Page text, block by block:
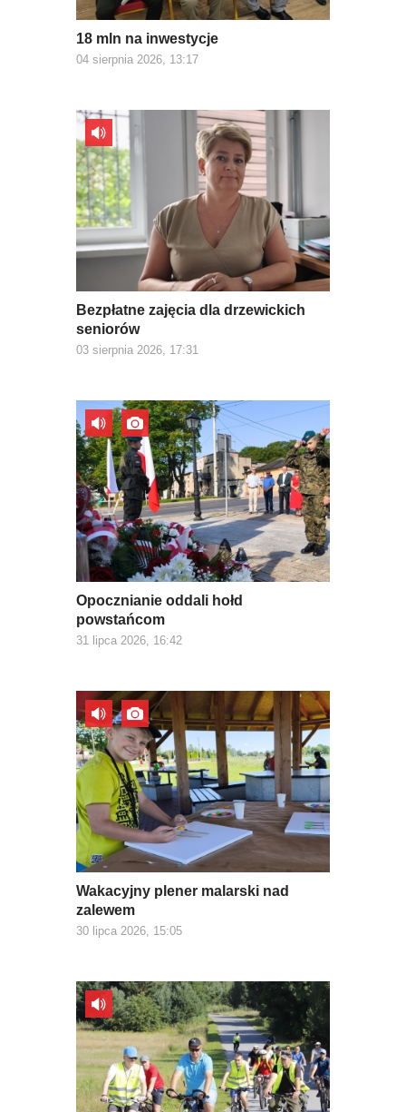
18 mln na inwestycje
04 sierpnia 2026, 13:17
Bezpłatne zajęcia dla drzewickich
seniorów
03 sierpnia 2026, 17:31
Opocznianie oddali hołd
powstańcom
31 lipca 2026, 16:42
Wakacyjny plener malarski nad
zalewem
30 lipca 2026, 15:05